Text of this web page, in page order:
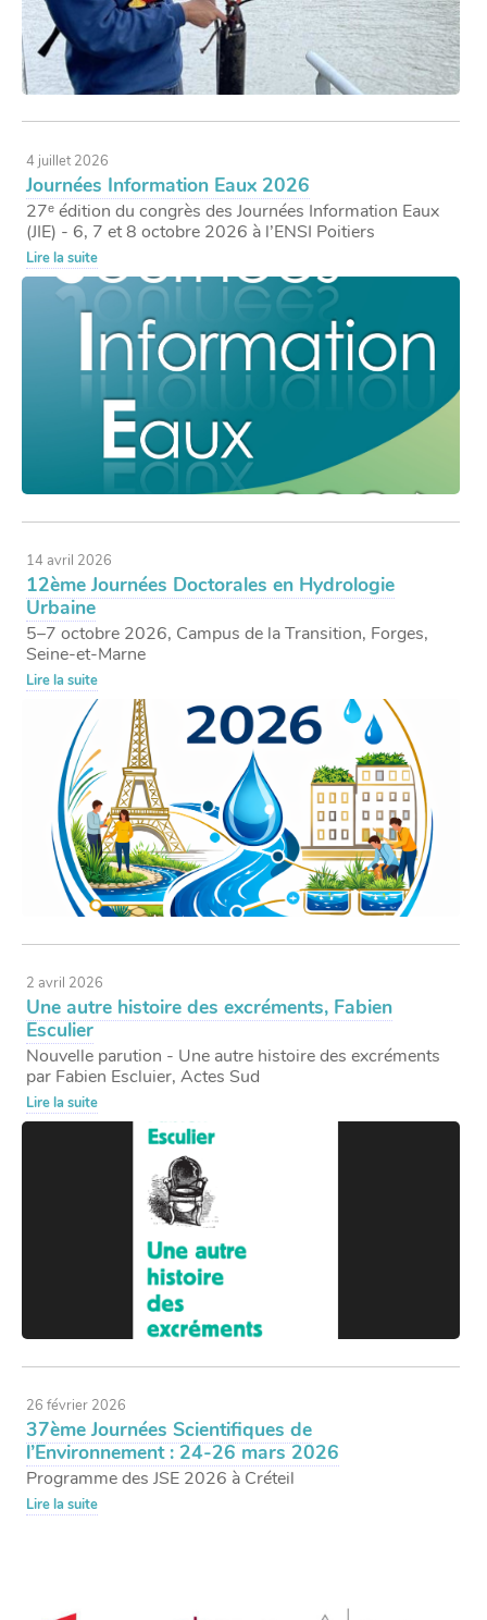
4 juillet 2026
Journées Information Eaux 2026
27ᵉ édition du congrès des Journées Information Eaux
(JIE) - 6, 7 et 8 octobre 2026 à l’ENSI Poitiers
Lire la suite
14 avril 2026
12ème Journées Doctorales en Hydrologie
Urbaine
5–7 octobre 2026, Campus de la Transition, Forges,
Seine-et-Marne
Lire la suite
2 avril 2026
Une autre histoire des excréments, Fabien
Esculier
Nouvelle parution - Une autre histoire des excréments
par Fabien Escluier, Actes Sud
Lire la suite
26 février 2026
37ème Journées Scientifiques de
l’Environnement : 24-26 mars 2026
Programme des JSE 2026 à Créteil
Lire la suite